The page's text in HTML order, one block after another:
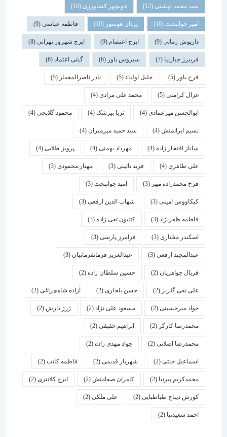
سید محمد بهشتی(12) خوبچهر کشاورزی(10)
امیر جوانبخت(10) یزدان هوشور(10) فاطمه عباسی(9)
داریوش زمانی(9) ایرج اعتصام(9) ایرج شهروز تهرانی(8)
فریبرز جبارنیا(7) سیروس باور(6) گیتی اعتماد(6)
فرخ باور(5) جلیل اولیاء(5) نادر ناصرالمعمار (5)
غزال کرامتی(5) محمد علی مرادی(4)
ابوالحسن میرعمادی(4) ثریا بیرشک(4) محمود گلابچی(4)
نسیم ایرانمنش(4) سید حمید میرمیران(4)
ساناز افتخار زاده(4) مهرداد بهمنی (4) پرویز طلایی(4)
علی طاهری(4) فرید نائینی(3) مهناز محمودی(3)
فرخ محمدزاده مهر(3) امید جوانبخت(3)
کیکاووس امینی(3) شهاب الدین ارفعی(3)
فاطمه ظفرنژاد(3) کتایون تقی زاده(3)
اسكندر مختاری (3) فرامرز پارسی(3)
عبدالمجید ارفعی(3) عبدالعزیز فرمانفرماییان(3)
فریال جواهریان(2) حسین سلطان زاده(2)
علی نقی گلریز(2) حسن بلخاری(2) آزاده شاهچراغی(2)
جواد میرحسینی(2) مسعود علی نژاد(2) ژرژ دارش (2)
محمدرضا کارگر(2) ابراهیم حقیقی(2)
محمدرضا اصلانی(2) جواد مهدی زاده(2)
اسماعیل جنتی(2) شهریار قدیمی(2) فاطمه کاتب(2)
محمدکریم پیرنیا (2) کامران صفامنش(2) ایرج کلانتری (2)
کورش دیباج طباطبایی(2) علی ملکی(2)
احمد سعیدنیا (2)